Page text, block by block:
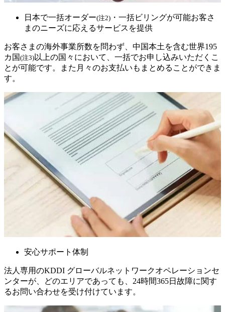
日本で一括オーダー(注2) ・一括ビリングが可能お客さ
まのニーズに応えるサービスを提供
お客さまの海外事業所数を問わず、中国本土を含む世界195
カ国(注3) 以上の国々において、一括でお申し込みいただくこ
とが可能です。また月々のお支払いもまとめることができま
す。
安心サポート体制
法人専用のKDDI グローバルネットワークオペレーションセ
ンターが、どのエリアであっても、24時間365日故障に関す
るお問い合わせを受け付けています。